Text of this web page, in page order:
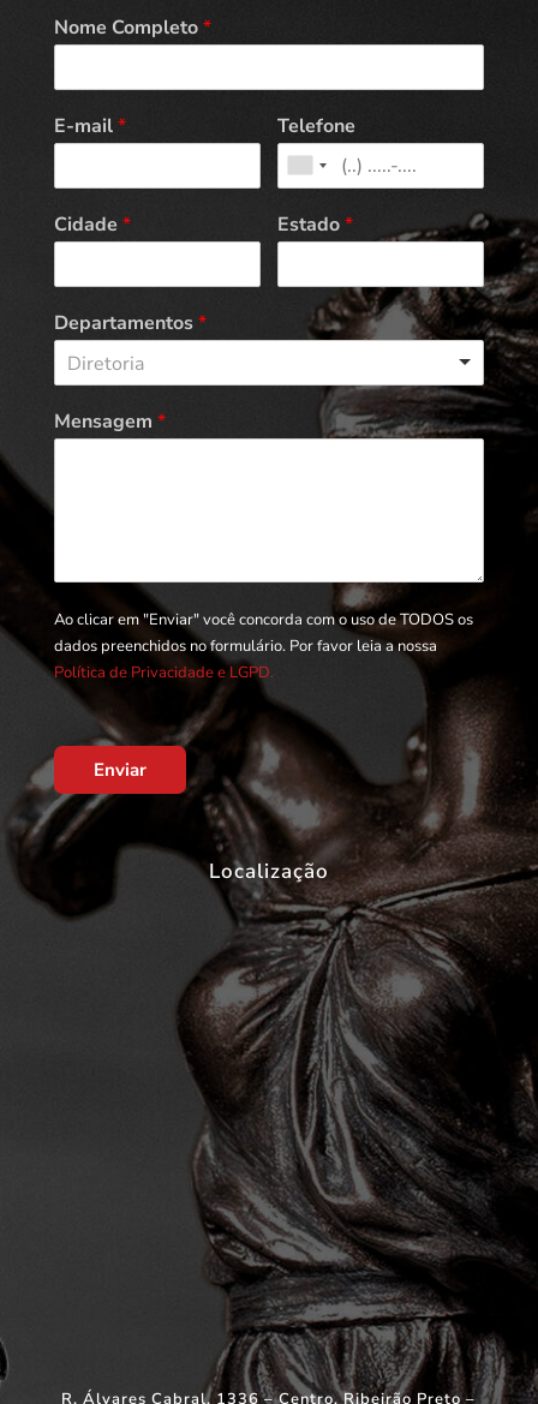
Nome Completo*
E-mail* Telefone
Cidade * Estado*
Departamentos*
Diretoria
Mensagem *
Ao clicar em "Enviar" você concorda com o uso de TODOS os
dados preenchidos no formulário. Por favor leia a nossa
Política de Privacidade e LGPD.
Enviar
Localização
R. Álvares Cabral, 1336 – Centro, Ribeirão Preto –